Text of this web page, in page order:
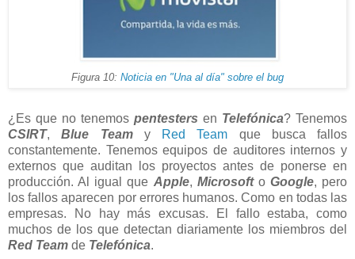
Figura 10: Noticia en "Una al día" sobre el bug
¿Es que no tenemos pentesters en Telefónica? Tenemos
CSIRT,Blue Teamy Red Team que busca fallos
constantemente. Tenemos equipos de auditores internos y
externos que auditan los proyectos antes de ponerse en
producción. Al igual que Apple, Microsofto Google, pero
los fallos aparecen por errores humanos. Como en todas las
empresas. No hay más excusas. El fallo estaba, como
muchos de los que detectan diariamente los miembros del
Red Team de Telefónica.